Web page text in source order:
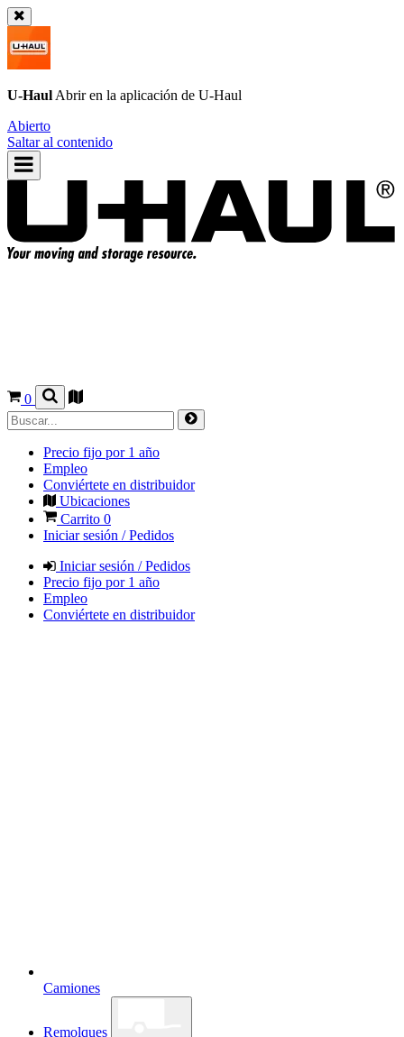
U-Haul Abrir en la aplicación de U-Haul
Abierto
Saltar al contenido
0
Precio fijo por 1 año
Empleo
Conviértete en distribuidor
Ubicaciones
Carrito 0
Iniciar sesión / Pedidos
Iniciar sesión / Pedidos
Precio fijo por 1 año
Empleo
Conviértete en distribuidor
Camiones
Remolques